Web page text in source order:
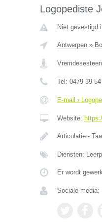
Logopediste
Niet gevestigd
Antwerpen»
Tel: 0479 39
E-mail ›
Website:
Articulatie -
Diensten:
Er wordt
Sociale media: